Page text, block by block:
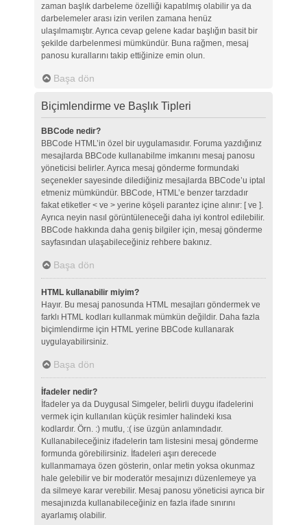
zaman başlık darbeleme özelliği kapatılmış olabilir ya da
darbelemeler arası izin verilen zamana henüz
ulaşılmamıştır. Ayrıca cevap gelene kadar başlığın basit bir
şekilde darbelenmesi mümkündür. Buna rağmen, mesaj
panosu kurallarını takip ettiğinize emin olun.
Başa dön
Biçimlendirme ve Başlık Tipleri
BBCode nedir?
BBCode HTML’in özel bir uygulamasıdır. Foruma yazdığınız
mesajlarda BBCode kullanabilme imkanını mesaj panosu
yöneticisi belirler. Ayrıca mesaj gönderme formundaki
seçenekler sayesinde dilediğiniz mesajlarda BBCode’u iptal
etmeniz mümkündür. BBCode, HTML’e benzer tarzdadır
fakat etiketler < ve > yerine köşeli parantez içine alınır: [ ve ].
Ayrıca neyin nasıl görüntüleneceği daha iyi kontrol edilebilir.
BBCode hakkında daha geniş bilgiler için, mesaj gönderme
sayfasından ulaşabileceğiniz rehbere bakınız.
Başa dön
HTML kullanabilir miyim?
Hayır. Bu mesaj panosunda HTML mesajları göndermek ve
farklı HTML kodları kullanmak mümkün değildir. Daha fazla
biçimlendirme için HTML yerine BBCode kullanarak
uygulayabilirsiniz.
Başa dön
İfadeler nedir?
İfadeler ya da Duygusal Simgeler, belirli duygu ifadelerini
vermek için kullanılan küçük resimler halindeki kısa
kodlardır. Örn. :) mutlu, :( ise üzgün anlamındadır.
Kullanabileceğiniz ifadelerin tam listesini mesaj gönderme
formunda görebilirsiniz. İfadeleri aşırı derecede
kullanmamaya özen gösterin, onlar metin yoksa okunmaz
hale gelebilir ve bir moderatör mesajınızı düzenlemeye ya
da silmeye karar verebilir. Mesaj panosu yöneticisi ayrıca bir
mesajınızda kullanabileceğiniz en fazla ifade sınırını
ayarlamış olabilir.